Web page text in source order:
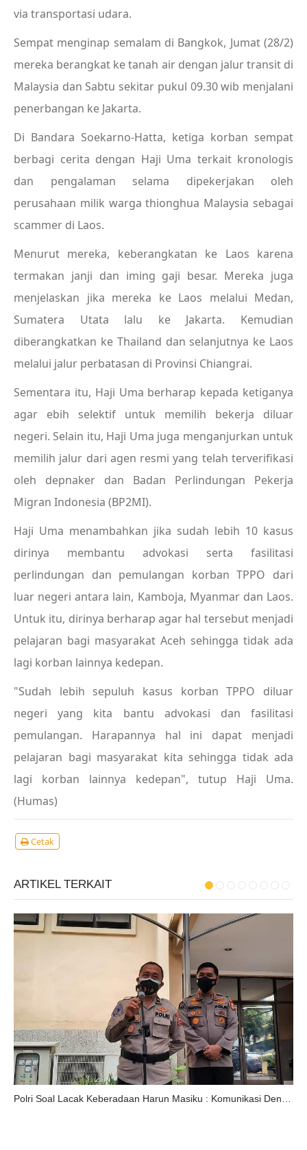
via transportasi udara.
Sempat menginap semalam di Bangkok, Jumat (28/2)
mereka berangkat ke tanah air dengan jalur transit di
Malaysia dan Sabtu sekitar pukul 09.30 wib menjalani
penerbangan ke Jakarta.
Di Bandara Soekarno-Hatta, ketiga korban sempat
berbagi cerita dengan Haji Uma terkait kronologis
dan pengalaman selama dipekerjakan oleh
perusahaan milik warga thionghua Malaysia sebagai
scammer di Laos.
Menurut mereka, keberangkatan ke Laos karena
termakan janji dan iming gaji besar. Mereka juga
menjelaskan jika mereka ke Laos melalui Medan,
Sumatera Utata lalu ke Jakarta. Kemudian
diberangkatkan ke Thailand dan selanjutnya ke Laos
melalui jalur perbatasan di Provinsi Chiangrai.
Sementara itu, Haji Uma berharap kepada ketiganya
agar ebih selektif untuk memilih bekerja diluar
negeri. Selain itu, Haji Uma juga menganjurkan untuk
memilih jalur dari agen resmi yang telah terverifikasi
oleh depnaker dan Badan Perlindungan Pekerja
Migran Indonesia (BP2MI).
Haji Uma menambahkan jika sudah lebih 10 kasus
dirinya membantu advokasi serta fasilitasi
perlindungan dan pemulangan korban TPPO dari
luar negeri antara lain, Kamboja, Myanmar dan Laos.
Untuk itu, dirinya berharap agar hal tersebut menjadi
pelajaran bagi masyarakat Aceh sehingga tidak ada
lagi korban lainnya kedepan.
"Sudah lebih sepuluh kasus korban TPPO diluar
negeri yang kita bantu advokasi dan fasilitasi
pemulangan. Harapannya hal ini dapat menjadi
pelajaran bagi masyarakat kita sehingga tidak ada
lagi korban lainnya kedepan", tutup Haji Uma.
(Humas)
Cetak
ARTIKEL TERKAIT
Polri Soal Lacak Keberadaan Harun Masiku : Komunikasi Dengan Negara Lain Diinsetifkan